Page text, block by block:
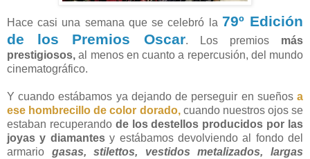
Hace casi una semana que se celebró la 79º Edición
de los Premios Oscar. Los premios más
prestigiosos, al menos en cuanto a repercusión, del mundo
cinematográfico.
Y cuando estábamos ya dejando de perseguir en sueños a
ese hombrecillo de color dorado,cuando nuestros ojos se
estaban recuperando de los destellos producidos por las
joyas y diamantesy estábamos devolviendo al fondo del
armario gasas, stilettos, vestidos metalizados, largas